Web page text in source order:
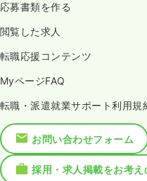
応募書類を作る
閲覧した求人
転職応援コンテンツ
MyページFAQ
転職・派遣就業サポート利用
お問い合わせフォーム
採用・求人掲載をお考え